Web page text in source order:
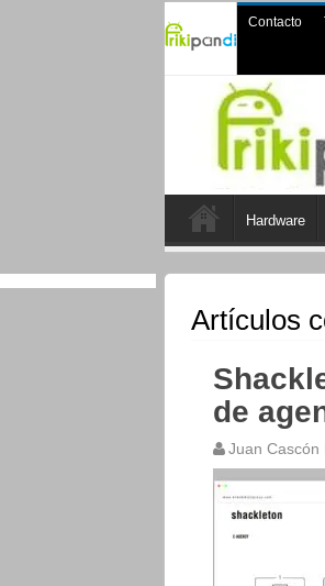
Contacto
Hardware
Artículos
de
Juan Cascón